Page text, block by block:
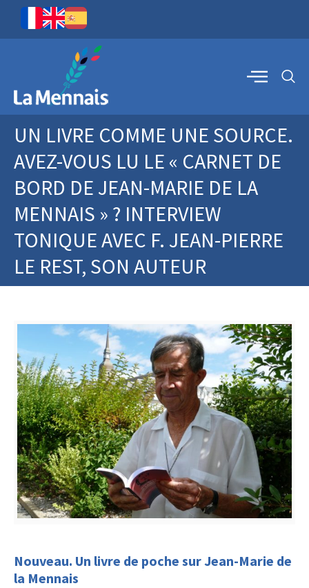
UN LIVRE COMME UNE SOURCE.
AVEZ-VOUS LU LE « CARNET DE
BORD DE JEAN-MARIE DE LA
MENNAIS » ? INTERVIEW
TONIQUE AVEC F. JEAN-PIERRE
LE REST, SON AUTEUR
Nouveau. Un livre de poche sur Jean-Marie de
la Mennais